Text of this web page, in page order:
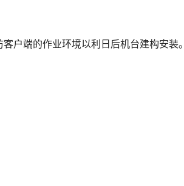
户端的作业环境以利日后机台建构安装。